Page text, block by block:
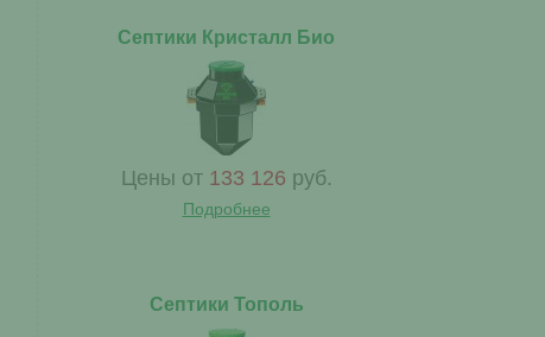
Септики Кристалл Био
Цены от 133 126 руб.
Подробнее
Септики Тополь